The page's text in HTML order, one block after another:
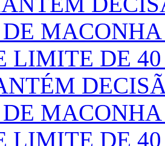
LIMITE DE